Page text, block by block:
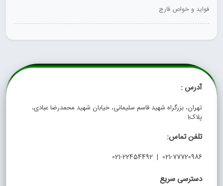
فواید و خواص قارچ
آدرس :
تهران، بزرگراه شهید قاسم سلیمانی، خیابان شهید محمدرضا عبادی،
پلاک1
تلفن تماس:
021-77720986 | 021-22454492
دسترسی سریع